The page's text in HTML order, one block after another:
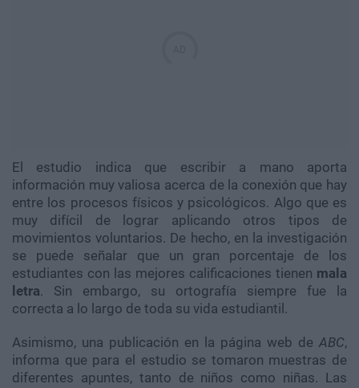
El estudio indica que escribir a mano aporta
información muy valiosa acerca de la conexión que hay
entre los procesos físicos y psicológicos. Algo que es
muy difícil de lograr aplicando otros tipos de
movimientos voluntarios. De hecho, en la investigación
se puede señalar que un gran porcentaje de los
estudiantes con las mejores calificaciones tienen mala
letra. Sin embargo, su ortografía siempre fue la
correcta a lo largo de toda su vida estudiantil.
Asimismo, una publicación en la página web de ABC,
informa que para el estudio se tomaron muestras de
diferentes apuntes, tanto de niños como niñas. Las